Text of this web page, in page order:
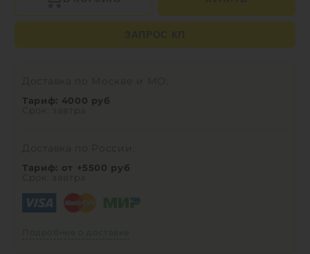
Доставка по Москве и МО:
Тариф: 4000 руб
Срок: завтра
Доставка по России:
Тариф: от +5500 руб
Срок: завтра
Подробнее о доставке